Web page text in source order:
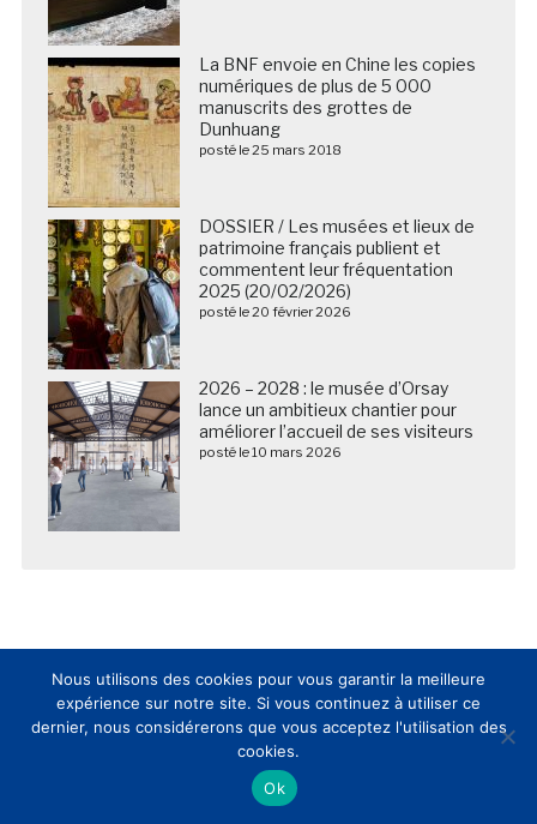
La BNF envoie en Chine les copies
numériques de plus de 5 000
manuscrits des grottes de
Dunhuang
posté le 25 mars 2018
DOSSIER / Les musées et lieux de
patrimoine français publient et
commentent leur fréquentation
2025 (20/02/2026)
posté le 20 février 2026
2026 – 2028 : le musée d’Orsay
lance un ambitieux chantier pour
améliorer l’accueil de ses visiteurs
posté le 10 mars 2026
Nous suivre sur les réseaux sociaux
Nous utilisons des cookies pour vous garantir la meilleure
expérience sur notre site. Si vous continuez à utiliser ce
dernier, nous considérerons que vous acceptez l'utilisation des
cookies.
Ok